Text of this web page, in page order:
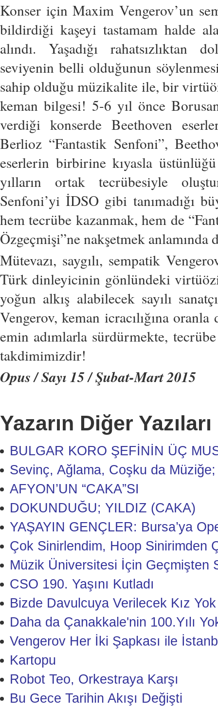
Konser için Maxim Vengerov’un
bildirdiği kaşeyi tastamam halde
alındı. Yaşadığı rahatsızlıktan
seviyenin belli olduğunun
sahip olduğu müzikalite ile, bir
keman bilgesi! 5-6 yıl önce
verdiği konserde Beethoven
Berlioz “Fantastik Senfoni”,
eserlerin birbirine kıyasla
yılların ortak tecrübesiyle
Senfoni’yi İDSO gibi tanımadığı
hem tecrübe kazanmak, hem de
Özgeçmişi”ne nakşetmek anlamında
Mütevazı, saygılı, sempatik
Türk dinleyicinin gönlündeki
yoğun alkış alabilecek sayılı
Vengerov, keman icracılığına
emin adımlarla sürdürmekte,
takdimimizdir!
Opus / Sayı 15 / Şubat-Mart 2015
Yazarın Diğer Yazıları
BULGAR KORO ŞEFİNİN ÜÇ
Sevinç, Ağlama, Coşku da
AFYON’UN “CAKA”SI
DOKUNDUĞU; YILDIZ (CAKA)
YAŞAYIN GENÇLER: Bursa’ya
Çok Sinirlendim, Hoop Sinirimden
Müzik Üniversitesi İçin Geçmişten
CSO 190. Yaşını Kutladı
Bizde Davulcuya Verilecek Kız Yok
Daha da Çanakkale'nin 100.Yılı
Vengerov Her İki Şapkası ile
Kartopu
Robot Teo, Orkestraya Karşı
Bu Gece Tarihin Akışı Değişti